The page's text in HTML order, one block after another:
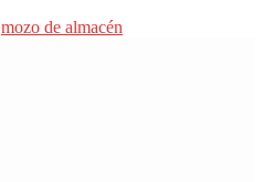
mozo de almacén